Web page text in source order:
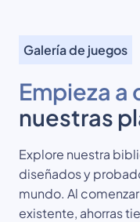
Galería de juegos
Empieza a
nuestras
Explore nuestra
diseñados y
mundo. Al
existente, ahorras